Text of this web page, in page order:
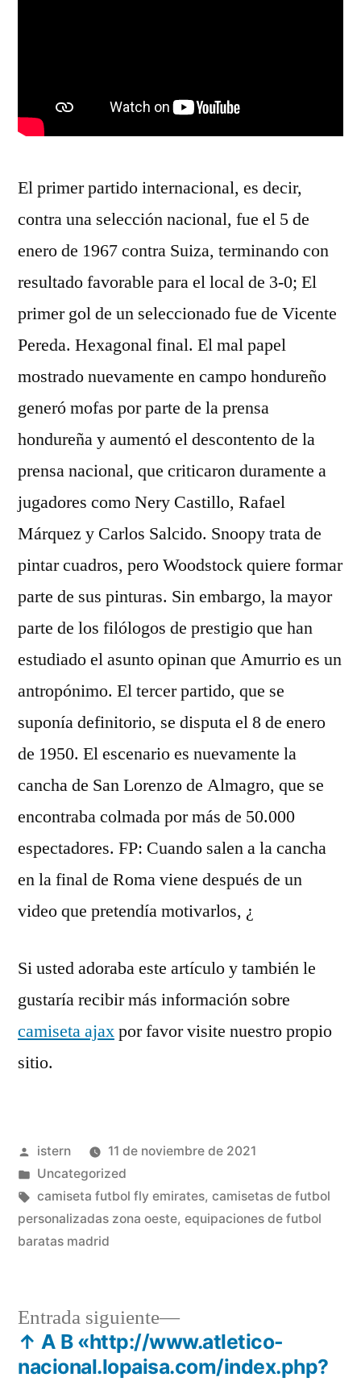
El primer partido internacional, es decir,
contra una selección nacional, fue el 5 de
enero de 1967 contra Suiza, terminando con
resultado favorable para el local de 3-0; El
primer gol de un seleccionado fue de Vicente
Pereda. Hexagonal final. El mal papel
mostrado nuevamente en campo hondureño
generó mofas por parte de la prensa
hondureña y aumentó el descontento de la
prensa nacional, que criticaron duramente a
jugadores como Nery Castillo, Rafael
Márquez y Carlos Salcido. Snoopy trata de
pintar cuadros, pero Woodstock quiere formar
parte de sus pinturas. Sin embargo, la mayor
parte de los filólogos de prestigio que han
estudiado el asunto opinan que Amurrio es un
antropónimo. El tercer partido, que se
suponía definitorio, se disputa el 8 de enero
de 1950. El escenario es nuevamente la
cancha de San Lorenzo de Almagro, que se
encontraba colmada por más de 50.000
espectadores. FP: Cuando salen a la cancha
en la final de Roma viene después de un
video que pretendía motivarlos, ¿
Si usted adoraba este artículo y también le
gustaría recibir más información sobre
camiseta ajaxpor favor visite nuestro propio
sitio.
Publicado
por
istern
11 de noviembre de 2021
Publicado
en
Uncategorized
Etiquetas:
camiseta futbol fly emirates, camisetas de futbol
personalizadas zona oeste, equipaciones de futbol
baratas madrid
Navegación
Entrada siguiente
Entrada
siguiente:
↑ A B «http://www.atletico-
nacional.lopaisa.com/index.php?